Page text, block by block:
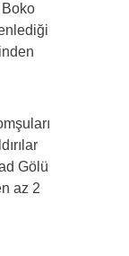
Boko
Gölü
az 2